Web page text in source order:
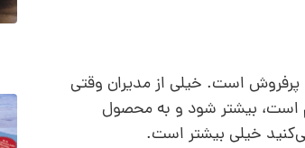
پرفروش است. خیلی از مدیران وقتی
است، بیشتر شود و به محصول
خیلی بیشتر است.